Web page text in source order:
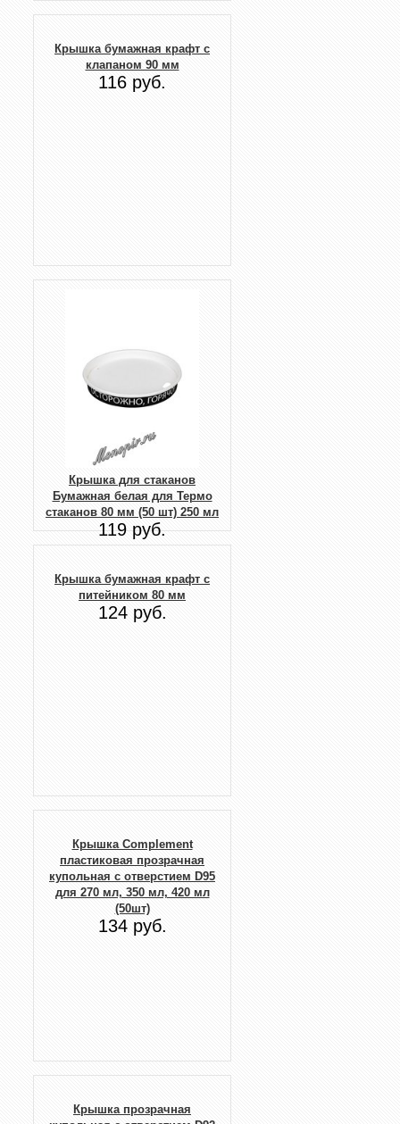
Крышка бумажная крафт с
клапаном 90 мм
116 руб.
Крышка для стаканов
Бумажная белая для Термо
стаканов 80 мм (50 шт) 250 мл
119 руб.
Крышка бумажная крафт с
питейником 80 мм
124 руб.
Крышка Complement
пластиковая прозрачная
купольная с отверстием D95
для 270 мл, 350 мл, 420 мл
(50шт)
134 руб.
Крышка прозрачная